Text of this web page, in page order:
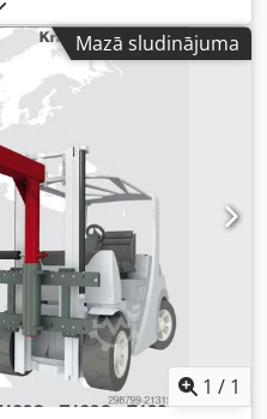
Mazā sludinājuma
1 / 1